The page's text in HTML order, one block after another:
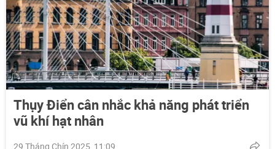
Thụy Điển cân nhắc khả năng phát triển
vũ khí hạt nhân
29 Tháng Chín 2025, 11:09